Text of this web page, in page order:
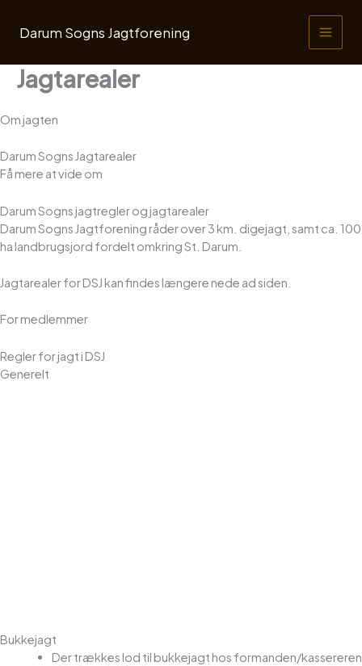
Darum Sogns Jagtforening
Jagtarealer
Om jagten
Darum Sogns Jagtarealer
Få mere at vide om
Darum Sogns jagtregler og jagtarealer
Darum Sogns Jagtforening råder over 3 km. digejagt, samt ca. 100
ha landbrugsjord fordelt omkring St. Darum.
Jagtarealer for DSJ kan findes længere nede ad siden.
For medlemmer
Regler for jagt i DSJ
Generelt
Bukkejagt
Der trækkes lod til bukkejagt hos formanden/kassereren